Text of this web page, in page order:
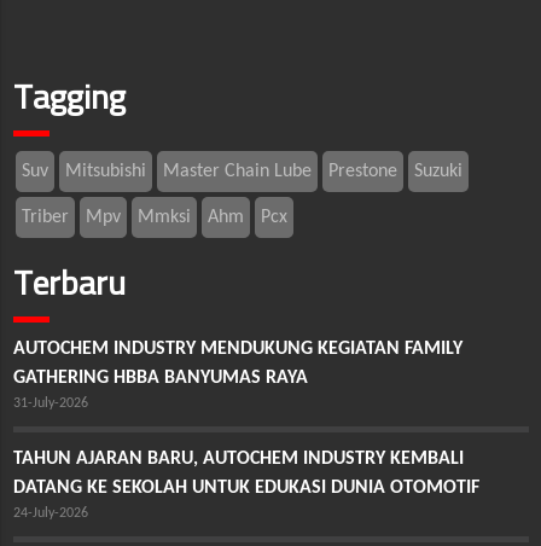
Tagging
Suv Mitsubishi Master Chain Lube Prestone Suzuki
Triber Mpv Mmksi Ahm Pcx
Terbaru
AUTOCHEM INDUSTRY MENDUKUNG KEGIATAN FAMILY
GATHERING HBBA BANYUMAS RAYA
31-July-2026
TAHUN AJARAN BARU, AUTOCHEM INDUSTRY KEMBALI
DATANG KE SEKOLAH UNTUK EDUKASI DUNIA OTOMOTIF
24-July-2026